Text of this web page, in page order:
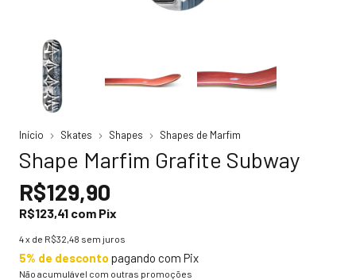
Início Skates Shapes Shapes de Marfim
Shape Marfim Grafite Subway
R$129,90
R$123,41 com Pix
4x de R$32,48 sem juros
5% de desconto pagando com Pix
Não acumulável com outras promoções